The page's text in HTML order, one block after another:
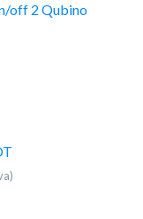
off 2 Qubino